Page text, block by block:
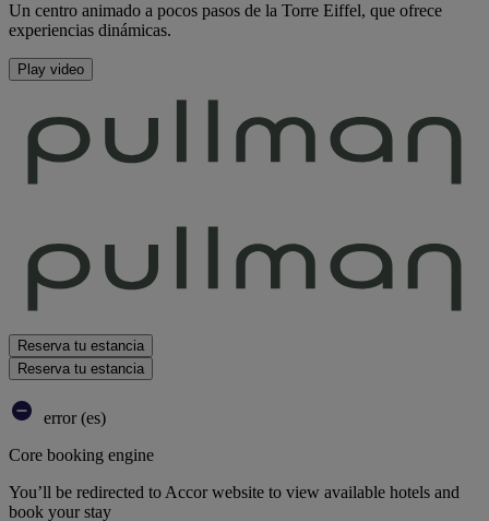
Un centro animado a pocos pasos de la Torre Eiffel, que ofrece
experiencias dinámicas.
Play video
Reserva tu estancia
Reserva tu estancia
error (es)
Core booking engine
You’ll be redirected to Accor website to view available hotels and
book your stay